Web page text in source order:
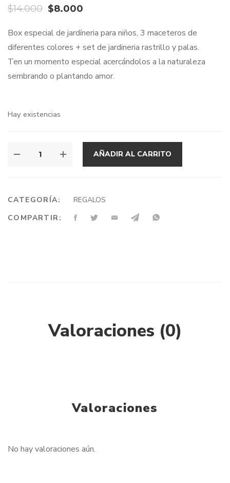
$14.000 El
original
era:
$14.000.
$8.000
actual
es:
$8.000.
Box especial de jardíneria para niños, 3 maceteros de
diferentes colores + set de jardineria rastrillo y palas.
Ten un momento especial acercándolos a la naturaleza
sembrando o plantando amor.
Hay existencias
AÑADIR AL CARRITO
CATEGORÍA:
REGALOS
COMPARTIR:
Valoraciones (0)
Valoraciones
No hay valoraciones aún.